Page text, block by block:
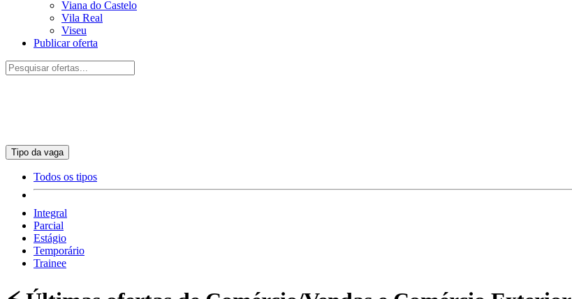
Viana do Castelo
Vila Real
Viseu
Publicar oferta
Tipo da vaga
Todos os tipos
Integral
Parcial
Estágio
Temporário
Trainee